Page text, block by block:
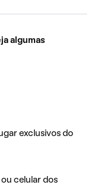
algumas
exclusivos do
celular dos